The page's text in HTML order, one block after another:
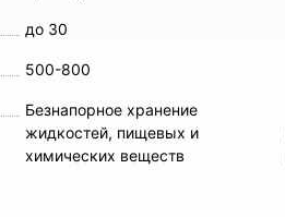
до 30
500-800
Безнапорное хранение
жидкостей, пищевых и
химических веществ